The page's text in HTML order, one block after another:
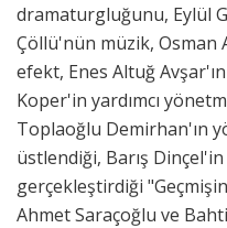
dramaturgluğunu, Eylül
Çöllü'nün müzik, Osman
efekt, Enes Altuğ
Koper'in yardımcı
Toplaoğlu Demirhan'ın
üstlendiği, Barış
gerçekleştirdiği
Ahmet Saraçoğlu ve